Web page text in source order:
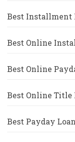
Best Installment
Best Online
Best Online
Best Online Title
Best Payday Loan